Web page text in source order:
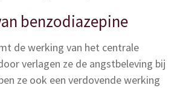
benzodiazepine
de werking van het centrale
verlagen ze de angstbeleving bij
ze ook een verdovende werking